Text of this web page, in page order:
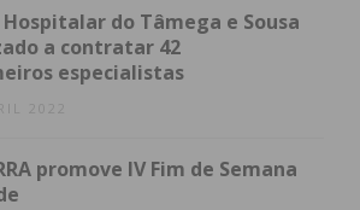
do Tâmega e Sousa
a contratar 42
especialistas
2022
promove IV Fim de Semana